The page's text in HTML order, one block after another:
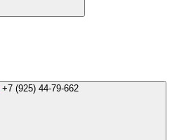
+7 (925) 44-79-662